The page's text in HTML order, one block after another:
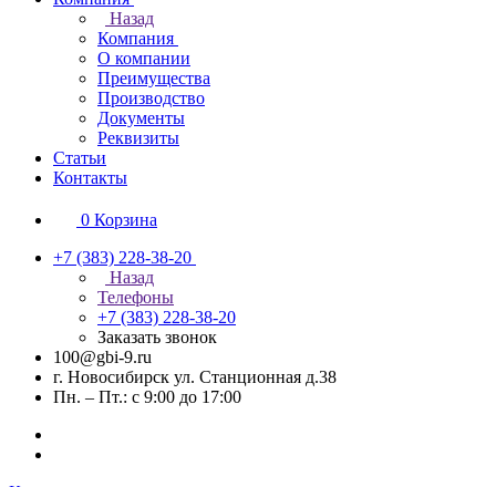
Назад
Компания
О компании
Преимущества
Производство
Документы
Реквизиты
Статьи
Контакты
0 Корзина
+7 (383) 228-38-20
Назад
Телефоны
+7 (383) 228-38-20
Заказать звонок
100@gbi-9.ru
г. Новосибирск ул. Станционная д.38
Пн. – Пт.: с 9:00 до 17:00